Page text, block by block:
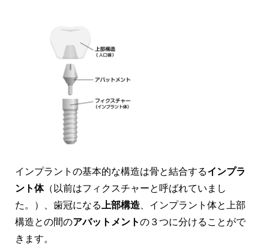
インプラントの基本的な構造は骨と結合するインプラ
ント体（以前はフィクスチャーと呼ばれていまし
た。）、歯冠になる
上部構造 、インプラント体と上部
構造との間のアバットメントの３つに分けることがで
きます。